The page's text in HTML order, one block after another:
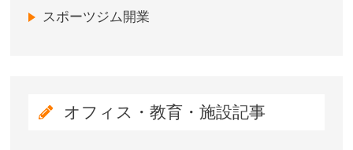
スポーツジム開業
オフィス・教育・施設記事